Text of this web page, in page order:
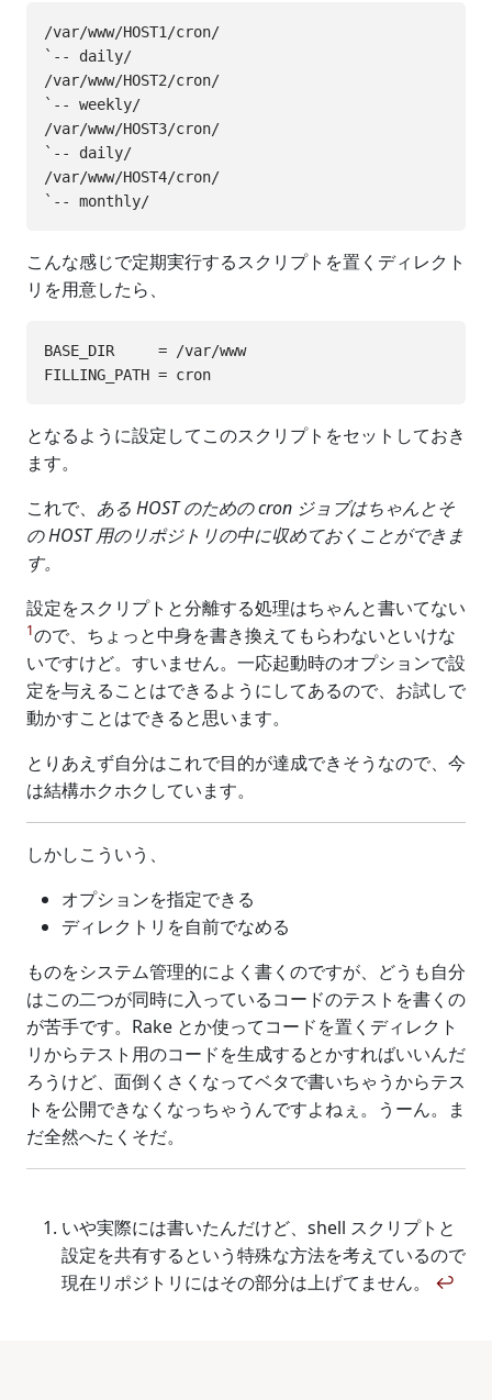
/var/www/HOST1/cron/
`-- daily/
/var/www/HOST2/cron/
`-- weekly/
/var/www/HOST3/cron/
`-- daily/
/var/www/HOST4/cron/
こんな感じで定期実行するスクリプトを置くディレクト
リを用意したら、
BASE_DIR     = /var/www
となるように設定してこのスクリプトをセットしておき
ます。
これで、 ある HOST のための cron ジョブはちゃんとそ
の HOST 用のリポジトリの中に収めておくことができま
す。
設定をスクリプトと分離する処理はちゃんと書いてない
1ので、ちょっと中身を書き換えてもらわないといけな
いですけど。すいません。一応起動時のオプションで設
定を与えることはできるようにしてあるので、お試しで
動かすことはできると思います。
とりあえず自分はこれで目的が達成できそうなので、今
は結構ホクホクしています。
しかしこういう、
オプションを指定できる
ディレクトリを自前でなめる
ものをシステム管理的によく書くのですが、どうも自分
はこの二つが同時に入っているコードのテストを書くの
が苦手です。Rake とか使ってコードを置くディレクト
リからテスト用のコードを生成するとかすればいいんだ
ろうけど、面倒くさくなってベタで書いちゃうからテス
トを公開できなくなっちゃうんですよねぇ。うーん。ま
だ全然へたくそだ。
いや実際には書いたんだけど、shell スクリプトと
設定を共有するという特殊な方法を考えているので
現在リポジトリにはその部分は上げてません。 ↩